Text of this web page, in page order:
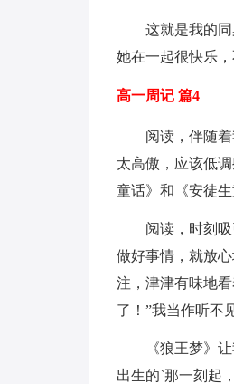
这就是我的
她在一起很快乐
高一周记 篇4
阅读，伴随
太高傲，应该低
童话》和《安徒
阅读，时刻
做好事情，就放
注，津津有味地
了！”我当作听不
《狼王梦》
出生的`那一刻起